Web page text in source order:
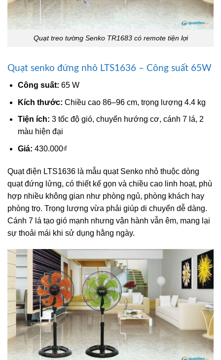
Quạt treo tường Senko TR1683 có remote tiện lợi
Quạt senko đứng nhỏ LTS1636 – Công suất 65W
Công suất: 65 W
Kích thước: Chiều cao 86–96 cm, trọng lượng 4.4 kg
Tiện ích: 3 tốc độ gió, chuyển hướng cơ, cánh 7 lá, 2
màu hiện đại
Giá: 430.000₫
Quạt điện LTS1636 là mẫu quạt Senko nhỏ thuộc dòng
quạt đứng lửng, có thiết kế gọn và chiều cao linh hoạt, phù
hợp nhiều không gian như phòng ngủ, phòng khách hay
phòng trọ. Trọng lượng vừa phải giúp di chuyển dễ dàng.
Cánh 7 lá tạo gió mạnh nhưng vận hành vẫn êm, mang lại
sự thoải mái khi sử dụng hằng ngày.